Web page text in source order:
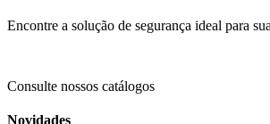
Encontre a solução de segurança ideal para
Consulte nossos catálogos
Novidades